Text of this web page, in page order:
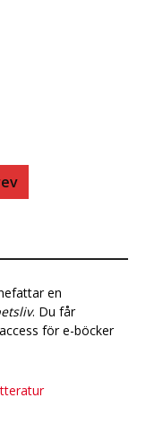
en
. Du får
för e-böcker